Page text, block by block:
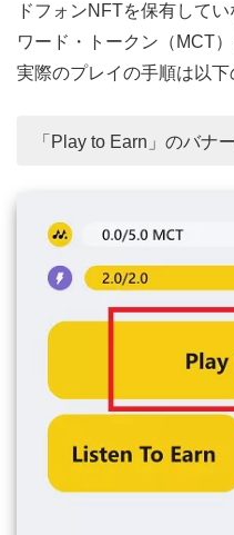
ドフォンNFTを保有して
ワード・トークン（MCT
実際のプレイの手順は以下
「Play to Earn」のバナ